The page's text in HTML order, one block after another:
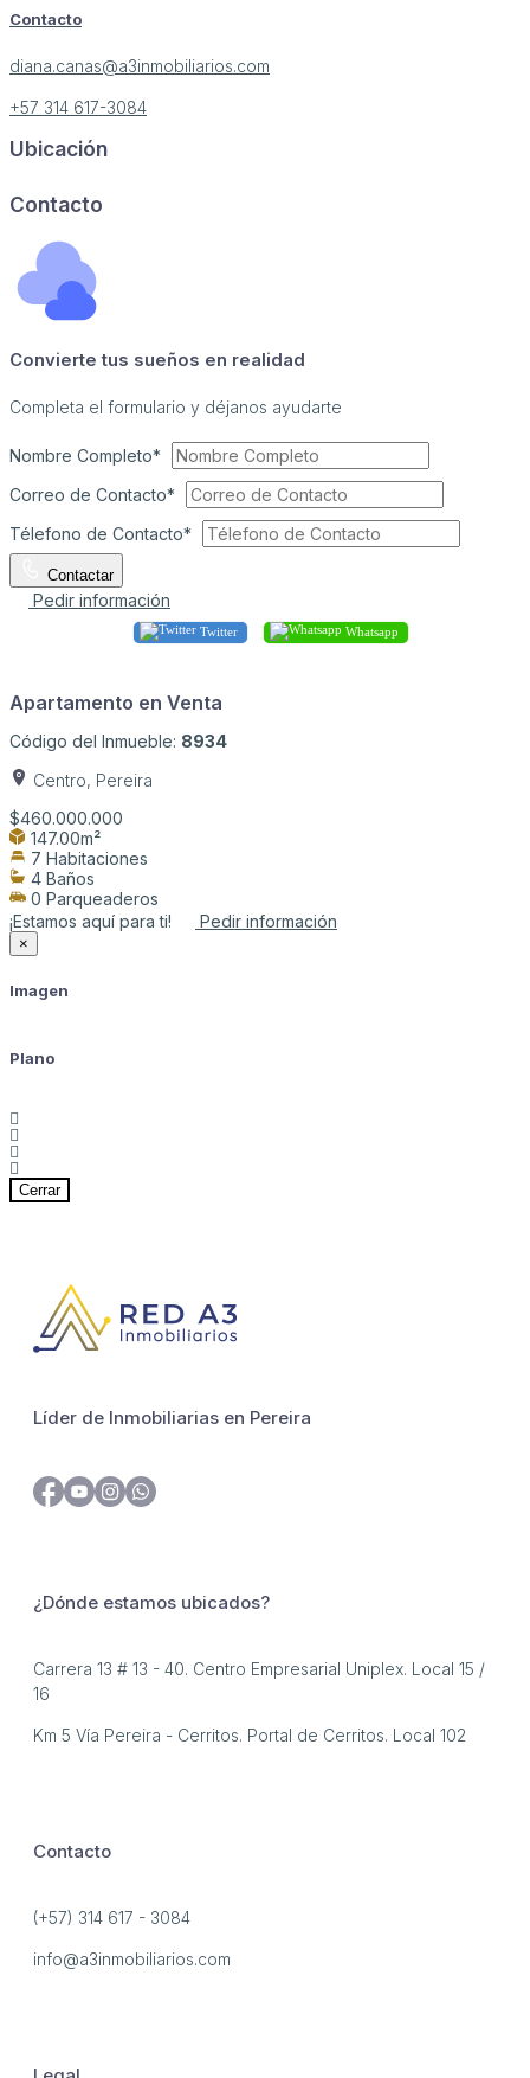
Contacto
diana.canas@a3inmobiliarios.com
+57 314 617-3084
Ubicación
Contacto
Convierte tus sueños en realidad
Completa el formulario y déjanos ayudarte
Nombre Completo*
Correo de Contacto*
Télefono de Contacto*
Contactar
Pedir información
Twitter Whatsapp
Apartamento en Venta
Código del Inmueble: 8934
Centro, Pereira
$460.000.000
147.00m²
7 Habitaciones
4 Baños
0 Parqueaderos
¡Estamos aquí para ti!
Pedir información
×
Imagen
Plano
Cerrar
Líder de Inmobiliarias en Pereira
¿Dónde estamos ubicados?
Carrera 13 # 13 - 40. Centro Empresarial Uniplex. Local 15 /
16
Km 5 Vía Pereira - Cerritos. Portal de Cerritos. Local 102
Contacto
(+57) 314 617 - 3084
info@a3inmobiliarios.com